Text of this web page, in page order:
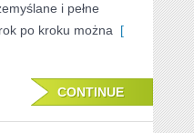
i pełne
po kroku można [
CONTINUE